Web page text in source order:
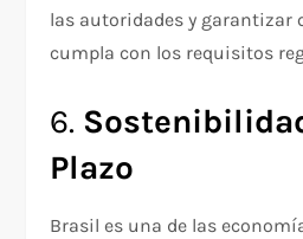
las autoridades y garantizar
cumpla con los requisitos
6.
Plazo
Brasil es una de las